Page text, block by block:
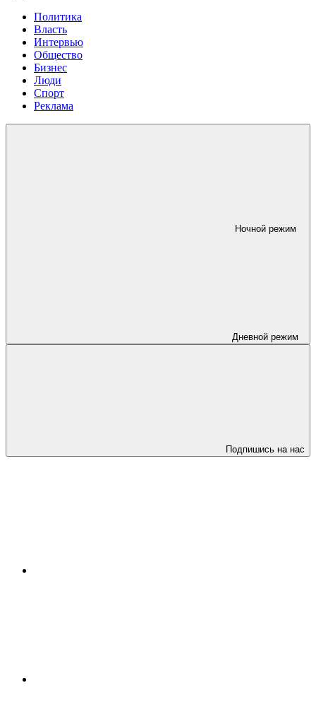
Политика
Власть
Интервью
Общество
Бизнес
Люди
Спорт
Реклама
Ночной режим
Дневной режим
Подпишись на нас